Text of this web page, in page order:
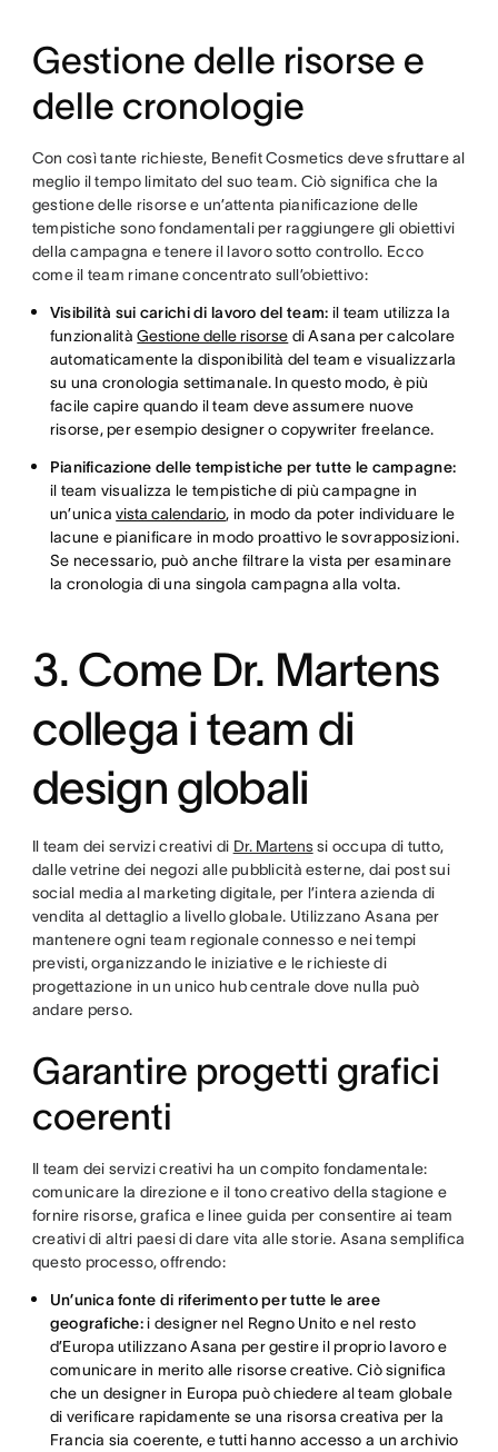
Gestione delle risorse e
delle cronologie
Con così tante richieste, Benefit Cosmetics deve sfruttare al
meglio il tempo limitato del suo team. Ciò significa che la
gestione delle risorse e un’attenta pianificazione delle
tempistiche sono fondamentali per raggiungere gli obiettivi
della campagna e tenere il lavoro sotto controllo. Ecco
come il team rimane concentrato sull’obiettivo:
Visibilità sui carichi di lavoro del team: il team utilizza la
funzionalitàGestione delle risorse di Asana per calcolare
automaticamente la disponibilità del team e visualizzarla
su una cronologia settimanale. In questo modo, è più
facile capire quando il team deve assumere nuove
risorse, per esempio designer o copywriter freelance.
Pianificazione delle tempistiche per tutte le campagne:
il team visualizza le tempistiche di più campagne in
un’unicavista calendario, in modo da poter individuare le
lacune e pianificare in modo proattivo le sovrapposizioni.
Se necessario, può anche filtrare la vista per esaminare
la cronologia di una singola campagna alla volta.
3. Come Dr. Martens
collega i team di
design globali
Il team dei servizi creativi di Dr. Martenssi occupa di tutto,
dalle vetrine dei negozi alle pubblicità esterne, dai post sui
social media al marketing digitale, per l’intera azienda di
vendita al dettaglio a livello globale. Utilizzano Asana per
mantenere ogni team regionale connesso e nei tempi
previsti, organizzando le iniziative e le richieste di
progettazione in un unico hub centrale dove nulla può
andare perso.
Garantire progetti grafici
coerenti
Il team dei servizi creativi ha un compito fondamentale:
comunicare la direzione e il tono creativo della stagione e
fornire risorse, grafica e linee guida per consentire ai team
creativi di altri paesi di dare vita alle storie. Asana semplifica
questo processo, offrendo:
Un’unica fonte di riferimento per tutte le aree
geografiche:i designer nel Regno Unito e nel resto
d’Europa utilizzano Asana per gestire il proprio lavoro e
comunicare in merito alle risorse creative. Ciò significa
che un designer in Europa può chiedere al team globale
di verificare rapidamente se una risorsa creativa per la
Francia sia coerente, e tutti hanno accesso a un archivio